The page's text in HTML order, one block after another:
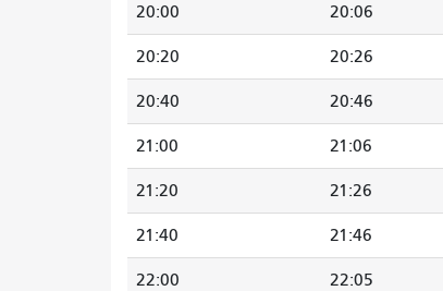
20:00 20:06
20:20 20:26
20:40 20:46
21:00 21:06
21:20 21:26
21:40 21:46
22:00 22:05